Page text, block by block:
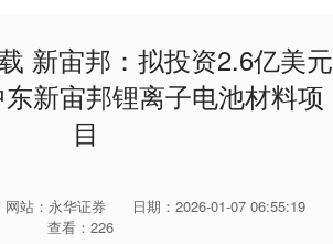
新宙邦：拟投资2.6亿美元
新宙邦锂离子电池材料项
目
网站：永华证券
日期：2026-01-07 06:55:19
查看：226